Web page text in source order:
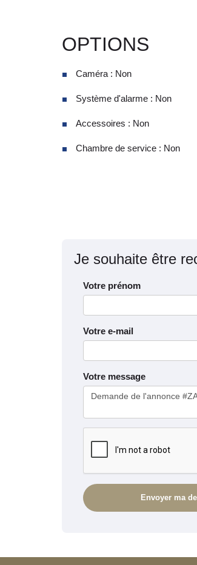
OPTIONS
Caméra : Non
Système d'alarme : Non
Accessoires : Non
Chambre de service : Non
Je souhaite être
Votre prénom
Votre e-mail
Votre message